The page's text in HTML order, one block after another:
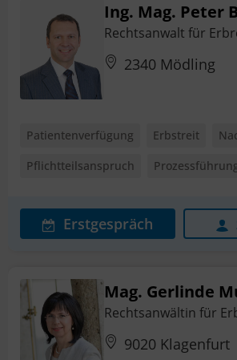
Ing. Mag. Peter
Rechtsanwalt für
2340 Mödling
Patientenverfügung Erbstreit
Pflichtteilsanspruch
Erstgespräch
Mag. Gerlinde
Rechtsanwältin für
9020 Klagenfurt